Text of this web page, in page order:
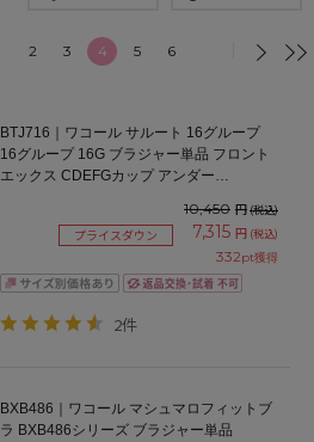
2 3 4 5 6
BTJ716｜ワコール サルート 16グループ
16グループ 16G ブラジャー単品 フロント
エックス CDEFGカップ アンダー
10,450 円(税込)
プライスダウン 7,315 円 (税込)
332pt獲得
2件
BXB486｜ワコール マシュマロフィットブ
ラ BXB486シリーズ ブラジャー単品